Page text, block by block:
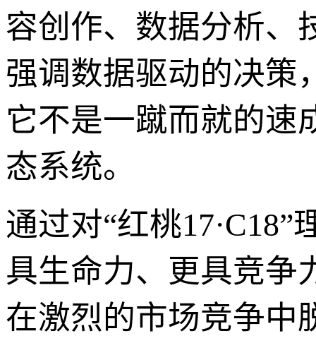
容创作、数据分析、
强调数据驱动的决策
它不是一蹴而就的速
态系统。
通过对“红桃
具生命力、更具竞争
在激烈的市场竞争中